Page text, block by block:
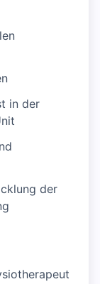
in der
der